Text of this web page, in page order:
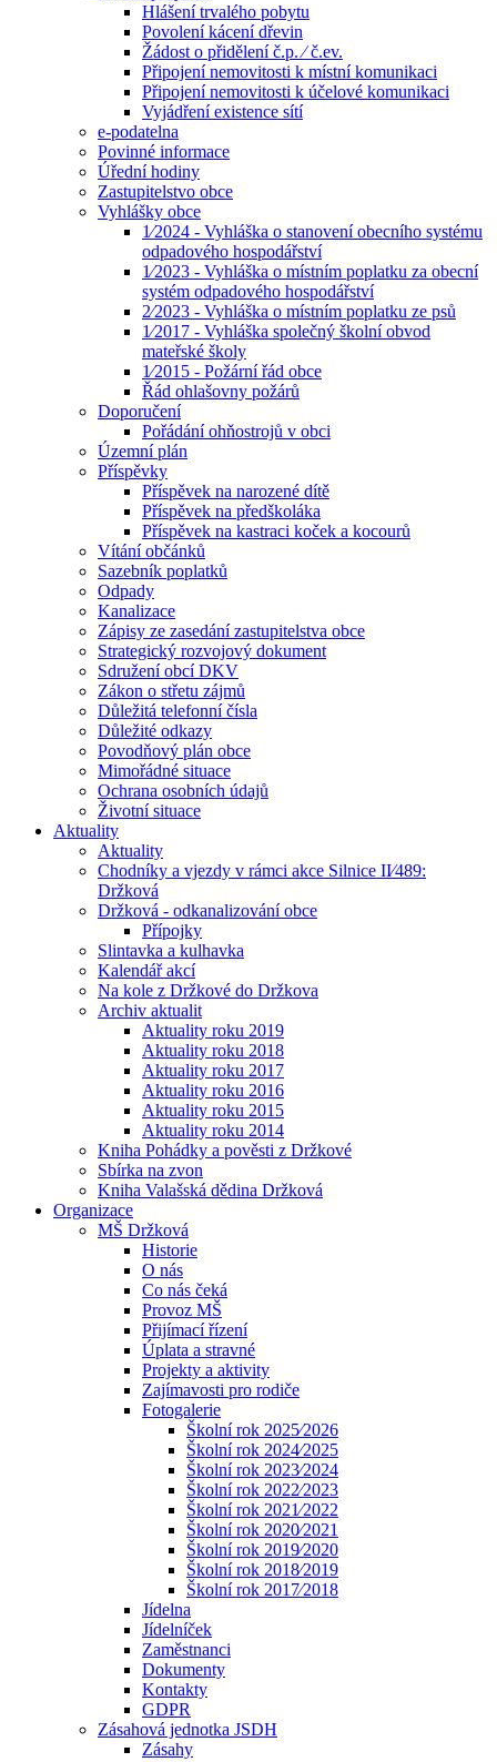
Hlášení trvalého pobytu
Povolení kácení dřevin
Žádost o přidělení č.p. ⁄ č.ev.
Připojení nemovitosti k místní komunikaci
Připojení nemovitosti k účelové komunikaci
Vyjádření existence sítí
e-podatelna
Povinné informace
Úřední hodiny
Zastupitelstvo obce
Vyhlášky obce
1⁄2024 - Vyhláška o stanovení obecního systému
odpadového hospodářství
1⁄2023 - Vyhláška o místním poplatku za obecní
systém odpadového hospodářství
2⁄2023 - Vyhláška o místním poplatku ze psů
1⁄2017 - Vyhláška společný školní obvod
mateřské školy
1⁄2015 - Požární řád obce
Řád ohlašovny požárů
Doporučení
Pořádání ohňostrojů v obci
Územní plán
Příspěvky
Příspěvek na narozené dítě
Příspěvek na předškoláka
Příspěvek na kastraci koček a kocourů
Vítání občánků
Sazebník poplatků
Odpady
Kanalizace
Zápisy ze zasedání zastupitelstva obce
Strategický rozvojový dokument
Sdružení obcí DKV
Zákon o střetu zájmů
Důležitá telefonní čísla
Důležité odkazy
Povodňový plán obce
Mimořádné situace
Ochrana osobních údajů
Životní situace
Aktuality
Aktuality
Chodníky a vjezdy v rámci akce Silnice II⁄489:
Držková
Držková - odkanalizování obce
Přípojky
Slintavka a kulhavka
Kalendář akcí
Na kole z Držkové do Držkova
Archiv aktualit
Aktuality roku 2019
Aktuality roku 2018
Aktuality roku 2017
Aktuality roku 2016
Aktuality roku 2015
Aktuality roku 2014
Kniha Pohádky a pověsti z Držkové
Sbírka na zvon
Kniha Valašská dědina Držková
Organizace
MŠ Držková
Historie
O nás
Co nás čeká
Provoz MŠ
Přijímací řízení
Úplata a stravné
Projekty a aktivity
Zajímavosti pro rodiče
Fotogalerie
Školní rok 2025⁄2026
Školní rok 2024⁄2025
Školní rok 2023⁄2024
Školní rok 2022⁄2023
Školní rok 2021⁄2022
Školní rok 2020⁄2021
Školní rok 2019⁄2020
Školní rok 2018⁄2019
Školní rok 2017⁄2018
Jídelna
Jídelníček
Zaměstnanci
Dokumenty
Kontakty
GDPR
Zásahová jednotka JSDH
Zásahy